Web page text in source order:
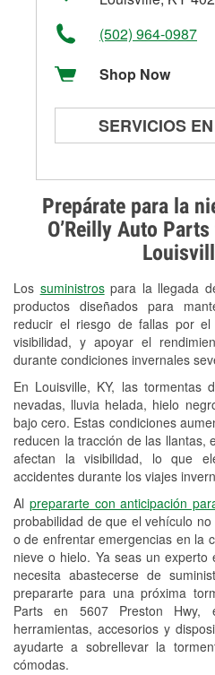
Prepárate para la
O’Reilly Auto
Los suministrospara la llegada
productos diseñados para
reducir el riesgo de fallas por
visibilidad, y apoyar el
durante condiciones invernales
En Louisville, KY, las tormentas
nevadas, lluvia helada, hielo
bajo cero. Estas condiciones
reducen la tracción de las llantas,
afectan la visibilidad, lo que
accidentes durante los viajes
Al prepararte con anticipación
probabilidad de que el vehículo
o de enfrentar emergencias en la
nieve o hielo. Ya seas un
necesita abastecerse de
prepararte para una próxima
Parts en 5607 Preston Hwy,
herramientas, accesorios y
ayudarte a sobrellevar la
cómodas.
(502) 964-0987
Shop Now
SERVICIOS
Prueba de
arrancadores
Revisión de la luz
Reciclaje de
Instalación de
Instalación de
Programa de
Herramientas
Rectificación de
freno
Snowstorm
Conoce más